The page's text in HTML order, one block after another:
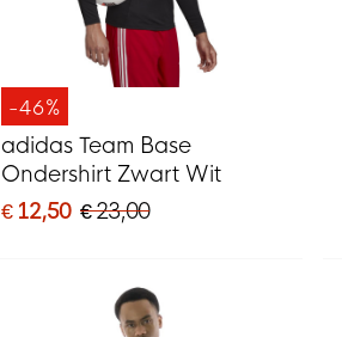
-46%
adidas Team Base
Ondershirt Zwart Wit
€ 12,50 € 23,00